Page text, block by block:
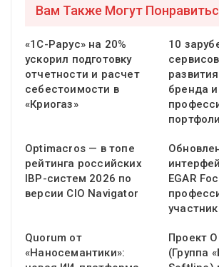
Вам Также Могут
«1С-Рарус» на 20%
ускорил подготовку
отчетности и расчет
себестоимости в
«Криогаз»
10
бренда и
Optimacros — в топе
рейтинга российских
IBP-систем 2026 по
версии CIO Navigator
EGAR
Quorum от
«Наносемантики»:
Проект
(Группа